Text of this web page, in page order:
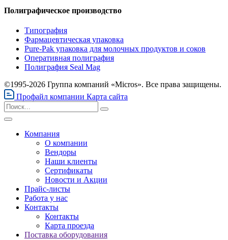
Полиграфическое производство
Типография
Фармацевтическая упаковка
Pure-Pak упаковка для молочных продуктов и соков
Оперативная полиграфия
Полиграфия Seal Mag
©1995-2026 Группа компаний «Micros». Все права защищены.
Профайл компании Карта сайта
Компания
О компании
Вендоры
Наши клиенты
Сертификаты
Новости и Акции
Прайс-листы
Работа у нас
Контакты
Контакты
Карта проезда
Поставка оборудования